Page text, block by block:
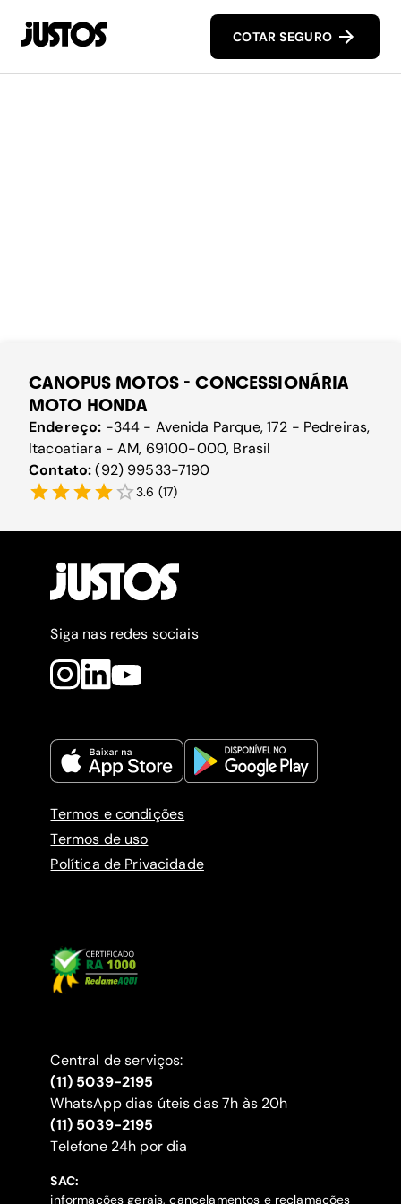
COTAR SEGURO
CANOPUS MOTOS - CONCESSIONÁRIA
MOTO HONDA
Endereço: -344 - Avenida Parque, 172 - Pedreiras,
Itacoatiara - AM, 69100-000, Brasil
Contato:(92) 99533-7190
3.6 (17)
Siga nas redes sociais
Termos e condições
Termos de uso
Política de Privacidade
Central de serviços:
(11) 5039-2195
WhatsApp dias úteis das 7h às 20h
(11) 5039-2195
‍Telefone 24h por dia
SAC:
informações gerais, cancelamentos e reclamações